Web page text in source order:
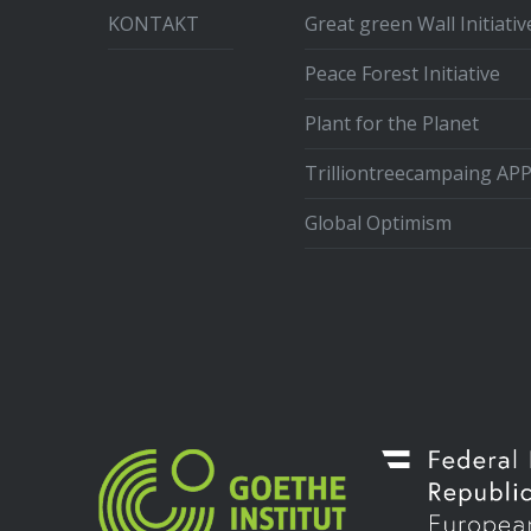
KONTAKT
Great green Wall
Peace Forest Initiative
Plant for the Planet
Trilliontreecampaing APP
Global Optimism